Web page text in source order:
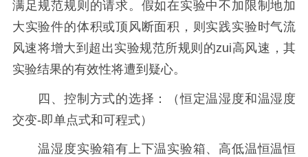
满足规范规则的请求。假如在实验中不加限制地加
大实验件的体积或顶风断面积，则实践实验时气流
风速将增大到超出实验规范所规则的zui高风速，其
实验结果的有效性将遭到疑心。
四、控制方式的选择：（恒定温湿度和温湿度
交变-即单点式和可程式）
温湿度实验箱有上下温实验箱、高低温恒温恒